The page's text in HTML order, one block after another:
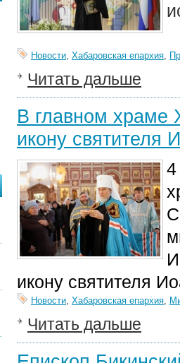
Новости, Хабаровская епархия,
Читать дальше
В главном храме
икону святителя
4
икону святителя
Новости, Хабаровская епархия,
Читать дальше